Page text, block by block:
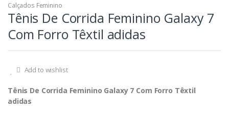
Calçados Feminino
Tênis De Corrida Feminino Galaxy 7
Com Forro Têxtil adidas
Add to wishlist
Tênis De Corrida Feminino Galaxy 7 Com Forro Têxtil
adidas